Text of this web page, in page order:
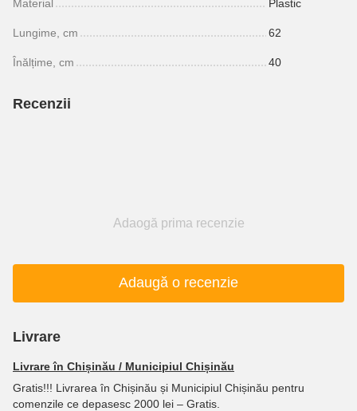
Material Plastic
Lungime, cm 62
Înălțime, cm 40
Recenzii
Adaogă prima recenzie
Adaugă o recenzie
Livrare
Livrare în Chișinău / Municipiul Chișinău
Gratis!!! Livrarea în Chișinău și Municipiul Chișinău pentru
comenzile ce depasesc 2000 lei – Gratis.